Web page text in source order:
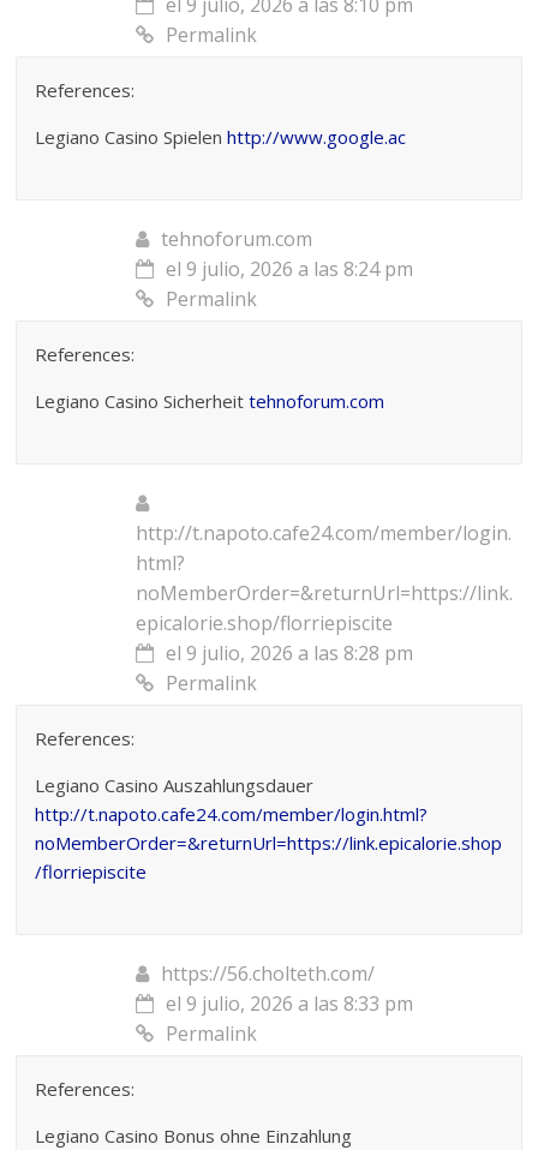
Permalink
References:
Legiano Casino Spielenhttp://www.google.ac
tehnoforum.com
el 9 julio, 2026 a las 8:24 pm
Permalink
References:
Legiano Casino Sicherheittehnoforum.com
http://t.napoto.cafe24.com/member/login.
html?
noMemberOrder=&returnUrl=https://link.
epicalorie.shop/florriepiscite
el 9 julio, 2026 a las 8:28 pm
Permalink
References:
Legiano Casino Auszahlungsdauer
http://t.napoto.cafe24.com/member/login.html?
noMemberOrder=&returnUrl=https://link.epicalorie.shop
/florriepiscite
https://56.cholteth.com/
el 9 julio, 2026 a las 8:33 pm
Permalink
References:
Legiano Casino Bonus ohne Einzahlung